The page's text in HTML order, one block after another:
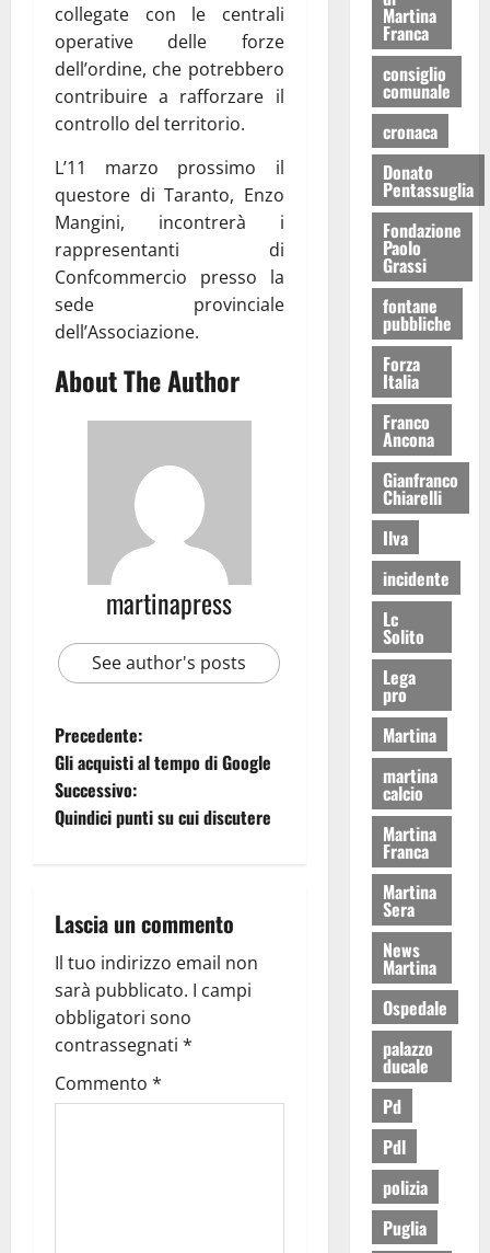
collegate con le centrali
operative delle forze
dell’ordine, che potrebbero
contribuire a rafforzare il
controllo del territorio.
L’11 marzo prossimo il
questore di Taranto, Enzo
Mangini, incontrerà i
rappresentanti di
Confcommercio presso la
sede provinciale
dell’Associazione.
About The Author
martinapress
See author's posts
Precedente:
Gli acquisti al tempo di Google
Successivo:
Quindici punti su cui discutere
Lascia un commento
Il tuo indirizzo email non
sarà pubblicato. I campi
obbligatori sono
contrassegnati *
Commento *
Martina
Franca
consiglio
comunale
cronaca
Donato
Pentassuglia
Fondazione
Paolo
Grassi
fontane
pubbliche
Forza
Italia
Franco
Ancona
Gianfranco
Chiarelli
Ilva
incidente
Lc
Solito
Lega
pro
Martina
martina
calcio
Martina
Franca
Martina
Sera
News
Martina
Ospedale
palazzo
ducale
Pd
Pdl
polizia
Puglia